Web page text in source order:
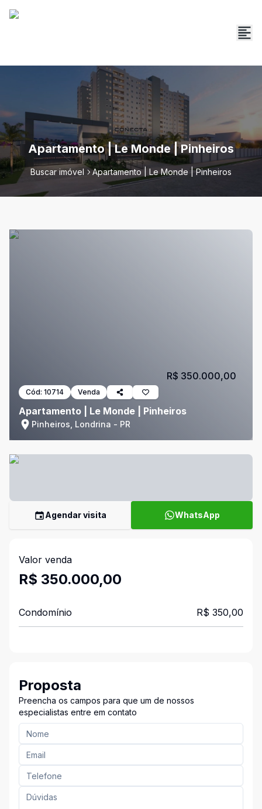
Apartamento | Le Monde | Pinheiros
Buscar imóvel Apartamento | Le Monde | Pinheiros
Cód: 10714 Venda
Apartamento | Le Monde | Pinheiros
Pinheiros, Londrina - PR
R$ 350.000,00
Agendar visita WhatsApp
Valor venda
R$ 350.000,00
Condomínio R$ 350,00
Proposta
Preencha os campos para que um de nossos
especialistas entre em contato